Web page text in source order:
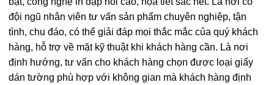
đội ngũ nhân viên tư vấn sản phẩm chuyên nghiệp, tận
tình, chu đáo, có thể giải đáp mọi thắc mắc của quý khách
hàng, hỗ trợ về mặt kỹ thuật khi khách hàng cần. Là nơi
định hướng, tư vấn cho khách hàng chọn được loại giấy
dán tường phù hợp với không gian mà khách hàng định